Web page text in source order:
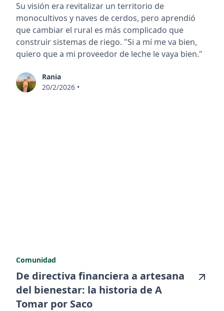
Su visión era revitalizar un territorio de
monocultivos y naves de cerdos, pero aprendió
que cambiar el rural es más complicado que
construir sistemas de riego. "Si a mí me va bien,
quiero que a mi proveedor de leche le vaya bien."
Rania
20/2/2026 •
Comunidad
De directiva financiera a artesana
del bienestar: la historia de A
Tomar por Saco